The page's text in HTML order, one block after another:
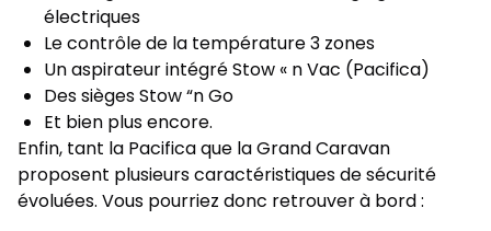
électriques
Le contrôle de la température 3 zones
Un aspirateur intégré Stow « n Vac (Pacifica)
Des sièges Stow “n Go
Et bien plus encore.
Enfin, tant la Pacifica que la Grand Caravan
proposent plusieurs caractéristiques de sécurité
évoluées. Vous pourriez donc retrouver à bord :